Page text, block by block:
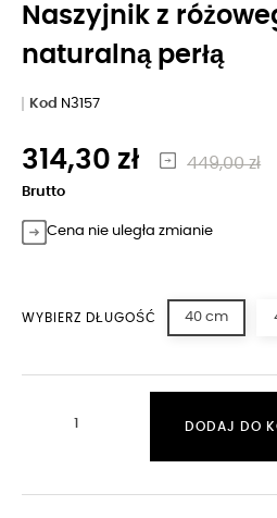
Naszyjnik z
naturalną perłą
Kod N3157
314,30 zł 449,00 zł
Brutto
Cena nie uległa zmianie
WYBIERZ DŁUGOŚĆ 40 cm
DODAJ DO